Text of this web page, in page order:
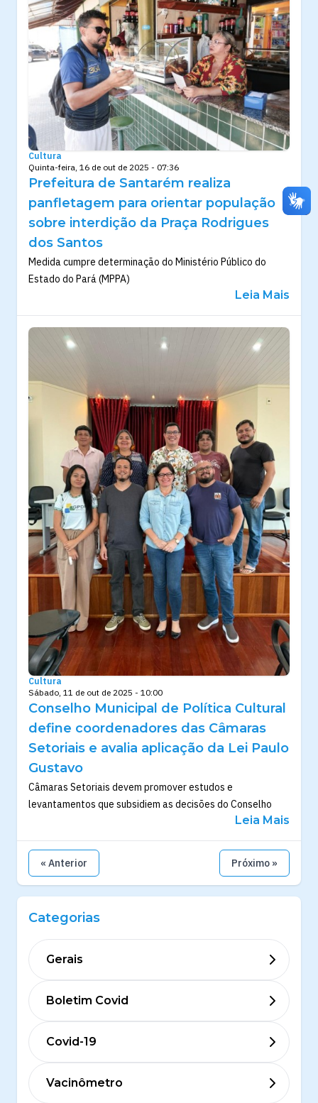
Cultura
Quinta-feira, 16 de out de 2025 - 07:36
Prefeitura de Santarém realiza
panfletagem para orientar população
sobre interdição da Praça Rodrigues
dos Santos
Medida cumpre determinação do Ministério Público do
Estado do Pará (MPPA)
Leia Mais
Cultura
Sábado, 11 de out de 2025 - 10:00
Conselho Municipal de Política Cultural
define coordenadores das Câmaras
Setoriais e avalia aplicação da Lei Paulo
Gustavo
Câmaras Setoriais devem promover estudos e
levantamentos que subsidiem as decisões do Conselho
Leia Mais
« Anterior Próximo »
Categorias
Gerais
Boletim Covid
Covid-19
Vacinômetro